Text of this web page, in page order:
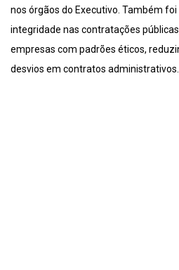
nos órgãos do Executivo. Também
integridade nas contratações
empresas com padrões éticos,
desvios em contratos administrativos.